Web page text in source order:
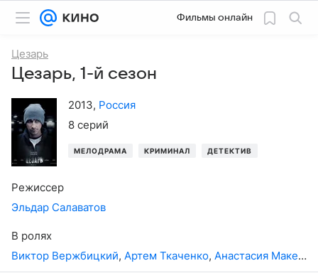
Фильмы онлайн
Цезарь
Цезарь, 1-й сезон
2013, Россия
8 серий
МЕЛОДРАМА КРИМИНАЛ ДЕТЕКТИВ
Режиссер
Эльдар Салаватов
В ролях
Виктор Вержбицкий, Артем Ткаченко, Анастасия Макеева